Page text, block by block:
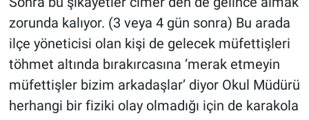
zorunda kalıyor. (3 veya 4 gün sonra) Bu arada
ilçe yöneticisi olan kişi de gelecek müfettişleri
töhmet altında bırakırcasına ‘merak etmeyin
müfettişler bizim arkadaşlar’ diyor Okul Müdürü
herhangi bir fiziki olay olmadığı için de karakola